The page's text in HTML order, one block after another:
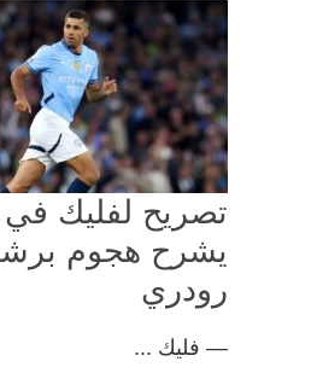
تصريح لفليك في
يشرح هجوم
رودري
— فليك ...